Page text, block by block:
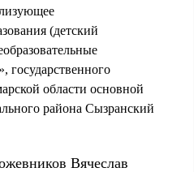
(детский
государственного
области основной
района Сызранский
Вячеслав